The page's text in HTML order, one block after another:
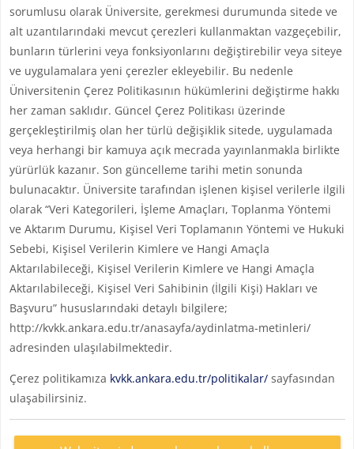
sorumlusu olarak Üniversite, gerekmesi durumunda sitede ve
alt uzantılarındaki mevcut çerezleri kullanmaktan vazgeçebilir,
bunların türlerini veya fonksiyonlarını değiştirebilir veya siteye
ve uygulamalara yeni çerezler ekleyebilir. Bu nedenle
Üniversitenin Çerez Politikasının hükümlerini değiştirme hakkı
her zaman saklıdır. Güncel Çerez Politikası üzerinde
gerçekleştirilmiş olan her türlü değişiklik sitede, uygulamada
veya herhangi bir kamuya açık mecrada yayınlanmakla birlikte
yürürlük kazanır. Son güncelleme tarihi metin sonunda
bulunacaktır. Üniversite tarafından işlenen kişisel verilerle ilgili
olarak “Veri Kategorileri, İşleme Amaçları, Toplanma Yöntemi
ve Aktarım Durumu, Kişisel Veri Toplamanın Yöntemi ve Hukuki
Sebebi, Kişisel Verilerin Kimlere ve Hangi Amaçla
Aktarılabileceği, Kişisel Verilerin Kimlere ve Hangi Amaçla
Aktarılabileceği, Kişisel Veri Sahibinin (İlgili Kişi) Hakları ve
Başvuru” hususlarındaki detaylı bilgilere;
http://kvkk.ankara.edu.tr/anasayfa/aydinlatma-metinleri/
adresinden ulaşılabilmektedir.
Çerez politikamıza kvkk.ankara.edu.tr/politikalar/sayfasından
ulaşabilirsiniz.